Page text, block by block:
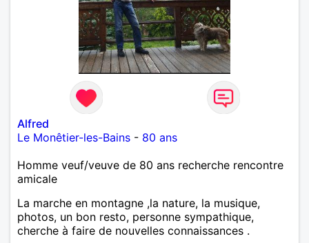
Alfred
Le Monêtier-les-Bains - 80 ans
Homme veuf/veuve de 80 ans recherche rencontre
amicale
La marche en montagne ,la nature, la musique,
photos, un bon resto, personne sympathique,
cherche à faire de nouvelles connaissances .